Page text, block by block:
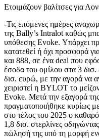
Ετοιμάζουν βαλίτσες για
-Τις επόμενες ημέρες
της Bally’s Intralot καθώς
υπόθεσης Evoke. Υπάρχει
κατατεθεί ή όχι προσφορά
και 888, σε ένα deal που
έσοδα του ομίλου στα 3
δισ. ευρώ, με την αγορά να
χειριστεί η BYLOT το
Evoke. Μετά την εξαγορά
πραγματοποιήθηκε κυρίως
στο τέλος του 2025 ο
1,8 δισ. στερλίνες
πώλησή της υπό τη μορφή